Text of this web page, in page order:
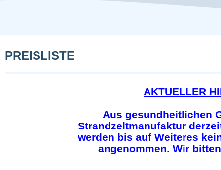
PREISLISTE
AKTUELLER
Aus gesundheitlichen
Strandzeltmanufaktur
werden bis auf Weiteres
angenommen. Wir